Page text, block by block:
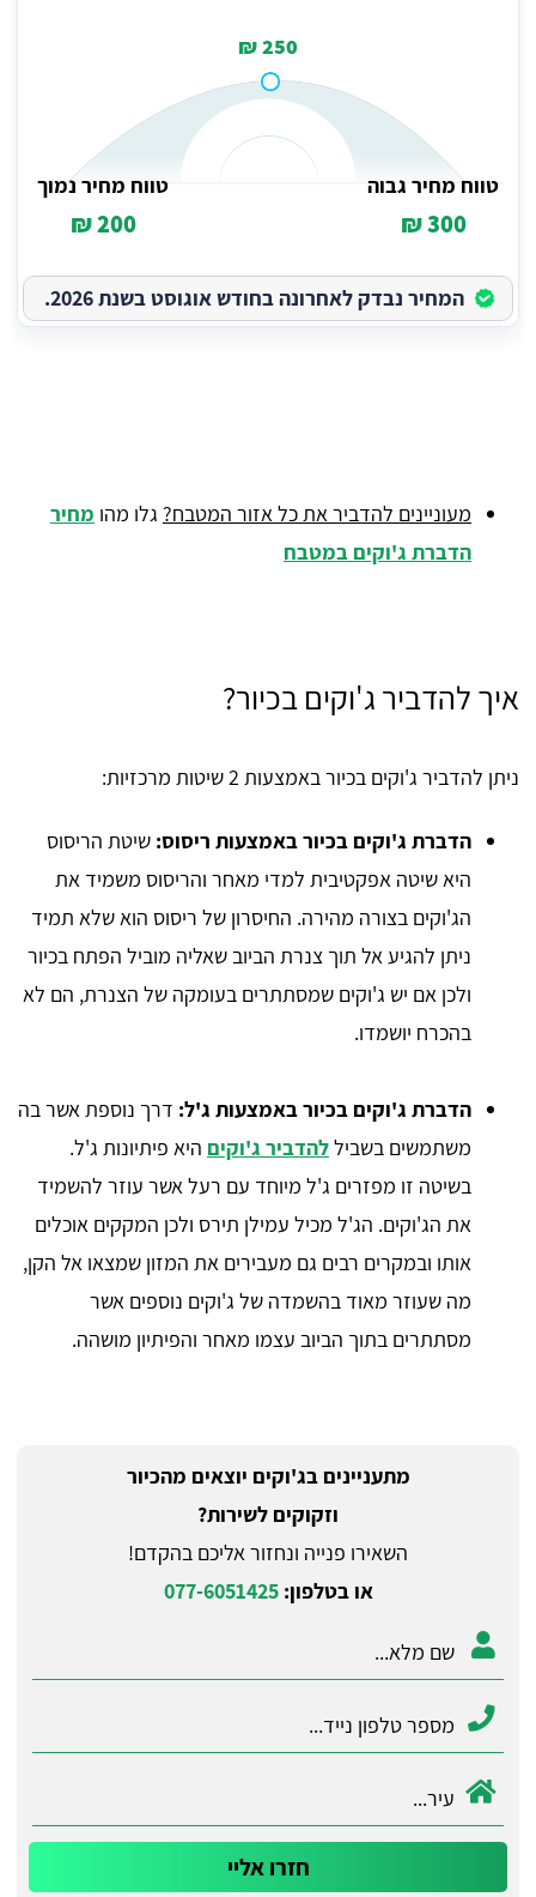
250 ₪
טווח מחיר גבוה
300 ₪
טווח מחיר נמוך
200 ₪
המחיר נבדק לאחרונה בחודש אוגוסט בשנת 2026.
מעוניינים להדביר את כל אזור המטבח? גלו מהו מחיר
הדברת ג'וקים במטבח
איך להדביר ג'וקים בכיור?
ניתן להדביר ג'וקים בכיור באמצעות 2 שיטות מרכזיות:
הדברת ג'וקים בכיור באמצעות ריסוס: שיטת הריסוס
היא שיטה אפקטיבית למדי מאחר והריסוס משמיד את
הג'וקים בצורה מהירה. החיסרון של ריסוס הוא שלא תמיד
ניתן להגיע אל תוך צנרת הביוב שאליה מוביל הפתח בכיור
ולכן אם יש ג'וקים שמסתתרים בעומקה של הצנרת, הם לא
בהכרח יושמדו.
הדברת ג'וקים בכיור באמצעות ג'ל: דרך נוספת אשר בה
משתמשים בשביללהדביר ג'וקים היא פיתיונות ג'ל.
בשיטה זו מפזרים ג'ל מיוחד עם רעל אשר עוזר להשמיד
את הג'וקים. הג'ל מכיל עמילן תירס ולכן המקקים אוכלים
אותו ובמקרים רבים גם מעבירים את המזון שמצאו אל הקן,
מה שעוזר מאוד בהשמדה של ג'וקים נוספים אשר
מסתתרים בתוך הביוב עצמו מאחר והפיתיון מושהה.
מתעניינים בג'וקים יוצאים מהכיור
וזקוקים לשירות?
השאירו פנייה ונחזור אליכם בהקדם!
או בטלפון:077-6051425